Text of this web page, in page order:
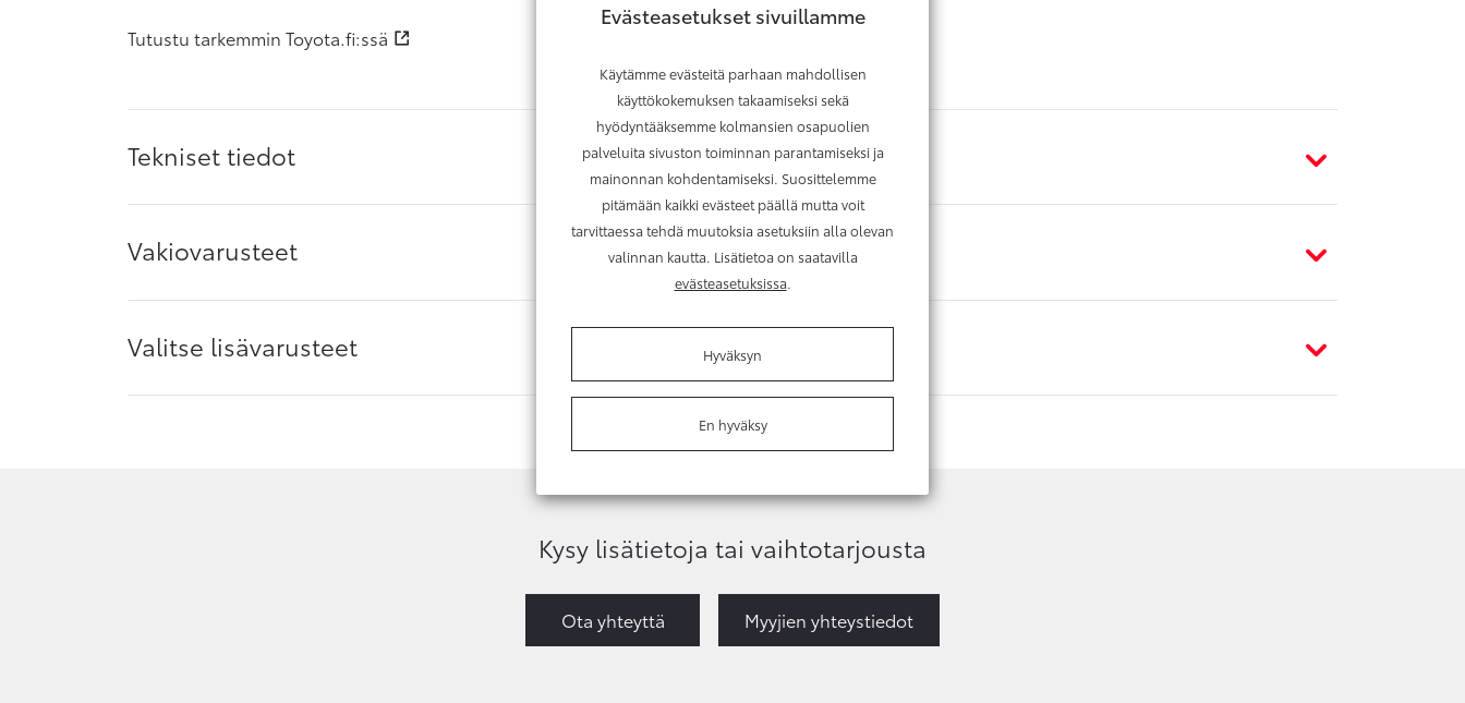
Tutustu tarkemmin Toyota.fi:ssä
Tekniset tiedot
Vakiovarusteet
Valitse lisävarusteet
Kysy lisätietoja tai vaihtotarjousta
Ota yhteyttä Myyjien yhteystiedot
Evästeasetukset sivuillamme
Käytämme evästeitä parhaan mahdollisen
käyttökokemuksen takaamiseksi sekä
hyödyntääksemme kolmansien osapuolien
palveluita sivuston toiminnan parantamiseksi ja
mainonnan kohdentamiseksi. Suosittelemme
pitämään kaikki evästeet päällä mutta voit
tarvittaessa tehdä muutoksia asetuksiin alla olevan
valinnan kautta. Lisätietoa on saatavilla
evästeasetuksissa.
Hyväksyn
En hyväksy